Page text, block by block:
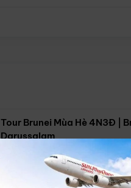
Tour Brunei Mùa Hè 4N3Đ |
Darussalam
Hồ Chí Minh 4N3Đ